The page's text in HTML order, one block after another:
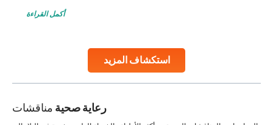
استكشاف المزيد
challenges and help couples achieve their dream of
collected, they process the
أكمل القراءة
رعاية صحية مناقشات